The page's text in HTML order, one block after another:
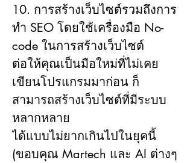
10. การสร้างเว็บไซต์รวมถึงการ
ทำ SEO โดยใช้เครื่องมือ No-
code ในการสร้างเว็บไซต์
ต่อให้คุณเป็นมือใหม่ที่ไม่เคย
เขียนโปรแกรมมาก่อน ก็
สามารถสร้างเว็บไซต์ที่มีระบบ
หลากหลาย
ได้แบบไม่ยากเกินไปในยุคนี้
(ขอบคุณ Martech และ AI ต่างๆ